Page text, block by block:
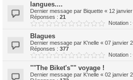
langues....
Dernier message par Biquette « 12
Réponses : 21
Notation :
Blagues
Dernier message par K'nelle « 07 janvier
Réponses : 377
Notation :
""The Biket's"" voyage !
Dernier message par K'nelle « 02 janvier